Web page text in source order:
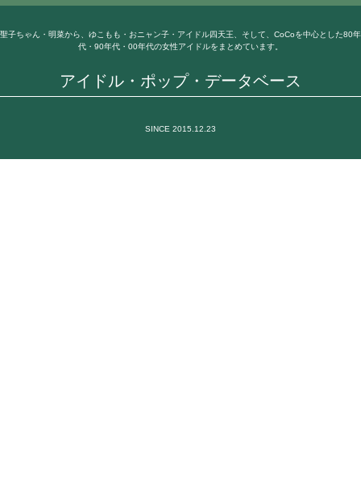
アイドル・ポップ・データベース
聖子ちゃん・明菜から、ゆこもも・おニャン子・アイドル四天王、そして、CoCoを中心とした80年
代・90年代・00年代の女性アイドルをまとめています。
SINCE 2015.12.23